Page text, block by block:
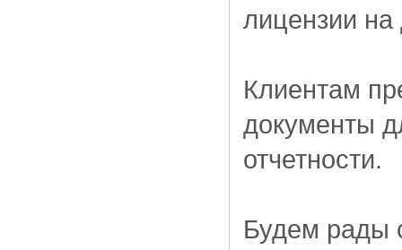
лицензии
Клиентам
документы
отчетности.
Будем рады